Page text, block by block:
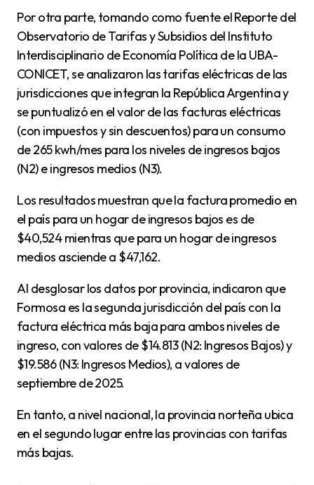
Por otra parte, tomando como fuente el Reporte del
Observatorio de Tarifas y Subsidios del Instituto
Interdisciplinario de Economía Política de la UBA-
CONICET, se analizaron las tarifas eléctricas de las
jurisdicciones que integran la República Argentina y
se puntualizó en el valor de las facturas eléctricas
(con impuestos y sin descuentos) para un consumo
de 265 kwh/mes para los niveles de ingresos bajos
(N2) e ingresos medios (N3).
Los resultados muestran que la factura promedio en
el país para un hogar de ingresos bajos es de
$40,524 mientras que para un hogar de ingresos
medios asciende a $47,162.
Al desglosar los datos por provincia, indicaron que
Formosa es la segunda jurisdicción del país con la
factura eléctrica más baja para ambos niveles de
ingreso, con valores de $14.813 (N2: Ingresos Bajos) y
$19.586 (N3: Ingresos Medios), a valores de
septiembre de 2025.
En tanto, a nivel nacional, la provincia norteña ubica
en el segundo lugar entre las provincias con tarifas
más bajas.